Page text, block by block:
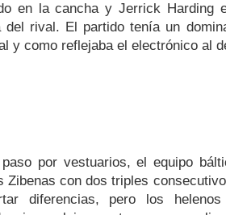
en la cancha y Jerrick Harding
del rival. El partido tenía un
y como reflejaba el electrónico al
por vestuarios, el equipo
Zibenas con dos triples
diferencias, pero los